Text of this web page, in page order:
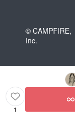
© CAMPFIRE,
Inc.
1